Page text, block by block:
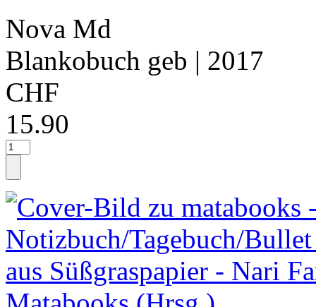
Nova Md
Blankobuch geb | 2017
CHF
15.90